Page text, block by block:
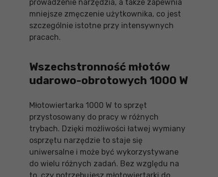
prowadzenie narzędzia, a także zapewnia
mniejsze zmęczenie użytkownika, co jest
szczególnie istotne przy intensywnych
pracach.
Wszechstronność młotów
udarowo-obrotowych 1000 W
Młotowiertarka 1000 W to sprzęt
przystosowany do pracy w różnych
trybach. Dzięki możliwości łatwej wymiany
osprzętu narzędzie to staje się
uniwersalne i może być wykorzystywane
do wielu różnych zadań. Bez względu na